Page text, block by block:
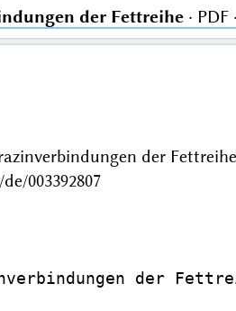
der Fettreihe· PDF
der
003392807
der